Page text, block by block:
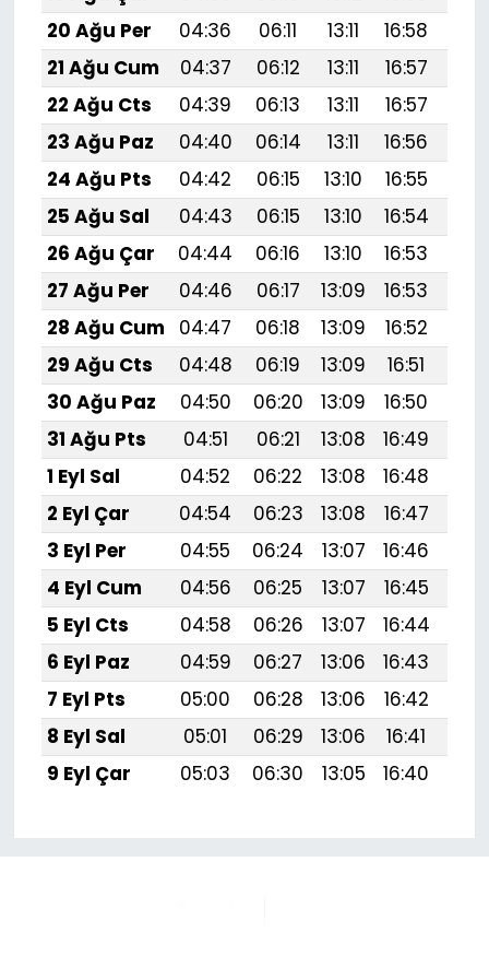
20 Ağu Per
04:36 06:11 13:11 16:58
21 Ağu Cum
04:37 06:12 13:11 16:57
22 Ağu Cts
04:39 06:13 13:11 16:57
23 Ağu Paz
04:40 06:14 13:11 16:56
24 Ağu Pts
04:42 06:15 13:10 16:55
25 Ağu Sal
04:43 06:15 13:10 16:54
26 Ağu Çar
04:44 06:16 13:10 16:53
27 Ağu Per
04:46 06:17 13:09 16:53
28 Ağu Cum
04:47 06:18 13:09 16:52
29 Ağu Cts
04:48 06:19 13:09 16:51
30 Ağu Paz
04:50 06:20 13:09 16:50
31 Ağu Pts
04:51 06:21 13:08 16:49
1 Eyl Sal
04:52 06:22 13:08 16:48
2 Eyl Çar
04:54 06:23 13:08 16:47
3 Eyl Per
04:55 06:24 13:07 16:46
4 Eyl Cum
04:56 06:25 13:07 16:45
5 Eyl Cts
04:58 06:26 13:07 16:44
6 Eyl Paz
04:59 06:27 13:06 16:43
7 Eyl Pts
05:00 06:28 13:06 16:42
8 Eyl Sal
05:01 06:29 13:06 16:41
9 Eyl Çar
05:03 06:30 13:05 16:40